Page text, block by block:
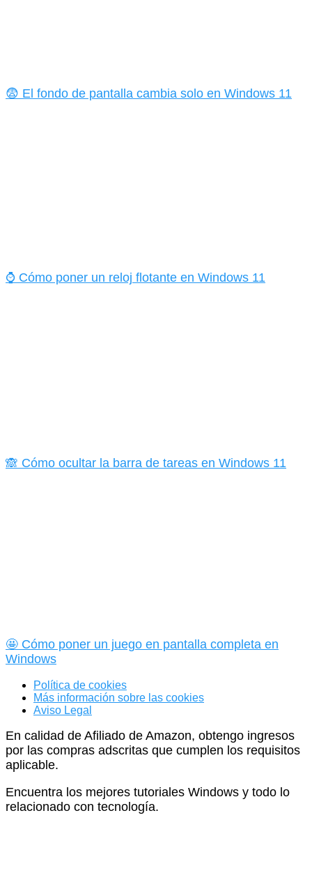
😨 El fondo de pantalla cambia solo en Windows 11
⌚ Cómo poner un reloj flotante en Windows 11
🙈 Cómo ocultar la barra de tareas en Windows 11
🤩 Cómo poner un juego en pantalla completa en
Windows
Política de cookies
Más información sobre las cookies
Aviso Legal
En calidad de Afiliado de Amazon, obtengo ingresos
por las compras adscritas que cumplen los requisitos
aplicable.
Encuentra los mejores tutoriales Windows y todo lo
relacionado con tecnología.